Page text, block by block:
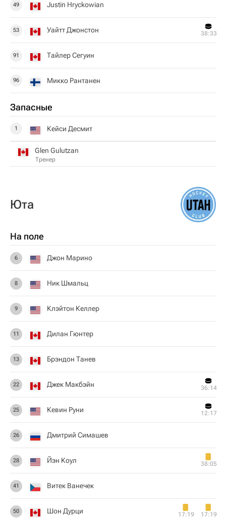
49 Justin Hryckowian
53 Уайтт Джонстон 38:33
91 Тайлер Сегуин
96 Микко Рантанен
Запасные
1 Кейси Десмит
Glen Gulutzan
Тренер
Юта
На поле
6 Джон Марино
8 Ник Шмальц
9 Клэйтон Келлер
11 Дилан Гюнтер
13 Брэндон Танев
22 Джек Макбэйн 36:14
25 Кевин Руни 12:17
26 Дмитрий Симашев
28 Йэн Коул 38:05
41 Витек Ванечек
50 Шон Дурци 17:19 17:19